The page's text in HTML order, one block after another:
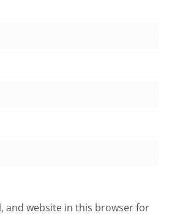
and website in this browser for